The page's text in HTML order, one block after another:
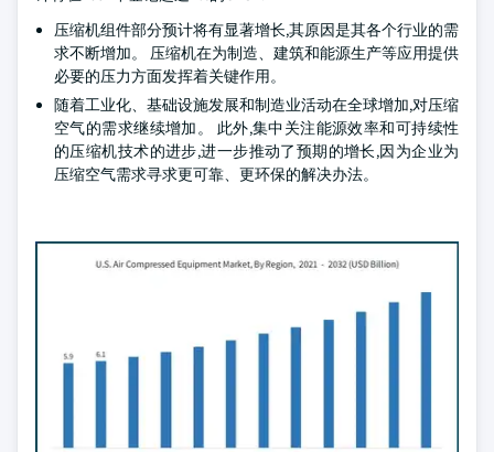
压缩机组件部分预计将有显著增长,其原因是其各个行业的需
求不断增加。 压缩机在为制造、建筑和能源生产等应用提供
必要的压力方面发挥着关键作用。
随着工业化、基础设施发展和制造业活动在全球增加,对压缩
空气的需求继续增加。 此外,集中关注能源效率和可持续性
的压缩机技术的进步,进一步推动了预期的增长,因为企业为
压缩空气需求寻求更可靠、更环保的解决办法。